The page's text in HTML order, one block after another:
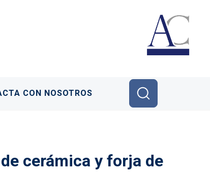
CON NOSOTROS
cerámica y forja de